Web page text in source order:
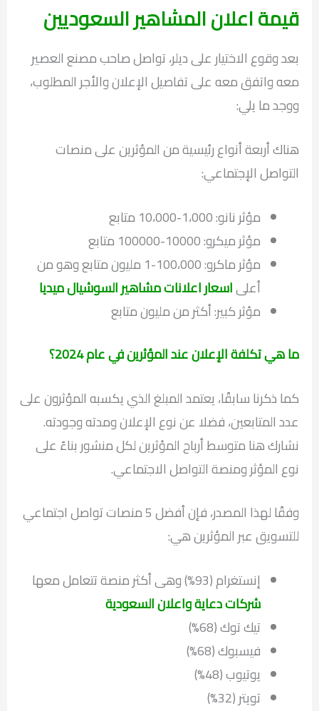
قيمة اعلان المشاهير السعوديين
بعد وقوع الاختيار على ديلر، تواصل صاحب مصنع العصير
معه واتفق معه على تفاصيل الإعلان والأجر المطلوب،
ووجد ما يلي:
هناك أربعة أنواع رئيسية من المؤثرين على منصات
التواصل الإجتماعي:
مؤثر نانو: 1،000-10،000 متابع
مؤثر ميكرو: 10000-100000 متابع
مؤثر ماكرو: 100،000-1 مليون متابع وهو من
أعلىاسعار اعلانات مشاهير السوشيال ميديا
مؤثر كبير: أكثر من مليون متابع
ما هي تكلفة الإعلان عند المؤثرين في عام 2024؟
كما ذكرنا سابقًا، يعتمد المبلغ الذي يكسبه المؤثرون على
عدد المتابعين، فضلا عن نوع الإعلان ومدته وجودته.
نشارك هنا متوسط أرباح المؤثرين لكل منشور بناءً على
نوع المؤثر ومنصة التواصل الاجتماعي.
وفقًا لهذا المصدر، فإن أفضل 5 منصات تواصل اجتماعي
للتسويق عبر المؤثرين هي:
إنستغرام (93%) وهى أكثر منصة تتعامل معها
شركات دعاية واعلان السعودية
تيك توك (68%)
فيسبوك (68%)
يوتيوب (48%)
تويتر (32%)